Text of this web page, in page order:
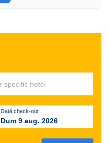
Dată check-out
Dum 9 aug. 2026